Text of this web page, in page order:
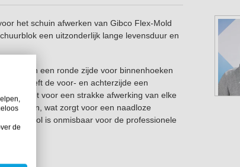
het schuin afwerken van Gibco Flex-Mold
een uitzonderlijk lange levensduur en
en een ronde zijde voor binnenhoeken
heeft de voor- en achterzijde een
hebt voor een strakke afwerking van elke
graden, wat zorgt voor een naadloze
Deze tool is onmisbaar voor de professionele
de